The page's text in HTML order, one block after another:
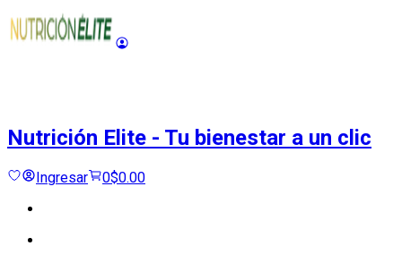
Nutrición Elite - Tu bienestar a un clic
Ingresar 0$0.00